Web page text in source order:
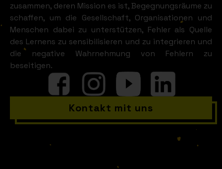
zusammen, deren Mission es ist, Begegnungsräume zu
schaffen, um die Gesellschaft, Organisationen und
Menschen dabei zu unterstützen, Fehler als Quelle
des Lernens zu sensibilisieren und zu integrieren und
die negative Wahrnehmung von Fehlern zu
beseitigen.
Kontakt mit uns